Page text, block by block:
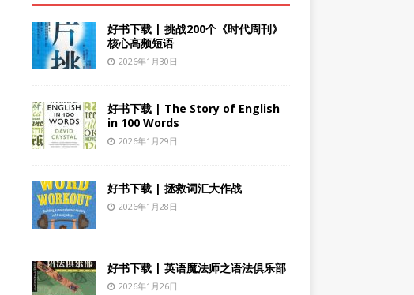
好书下载 | 挑战200个《时代周刊》
核心高频短语
2026年1月30日
好书下载 | The Story of English
in 100 Words
2026年1月29日
好书下载 | 拯救词汇大作战
2026年1月28日
好书下载 | 英语魔法师之语法俱乐部
2026年1月26日